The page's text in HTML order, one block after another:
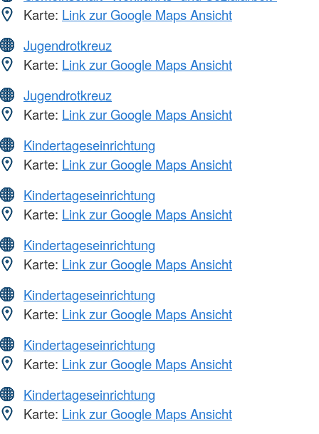
Karte: Link zur Google Maps Ansicht
Jugendrotkreuz
Karte: Link zur Google Maps Ansicht
Jugendrotkreuz
Karte: Link zur Google Maps Ansicht
Kindertageseinrichtung
Karte: Link zur Google Maps Ansicht
Kindertageseinrichtung
Karte: Link zur Google Maps Ansicht
Kindertageseinrichtung
Karte: Link zur Google Maps Ansicht
Kindertageseinrichtung
Karte: Link zur Google Maps Ansicht
Kindertageseinrichtung
Karte: Link zur Google Maps Ansicht
Kindertageseinrichtung
Karte: Link zur Google Maps Ansicht